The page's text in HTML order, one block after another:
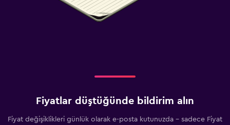
Fiyatlar düştüğünde bildirim alın
Fiyat değişiklikleri günlük olarak e-posta kutunuzda - sadece Fiyat